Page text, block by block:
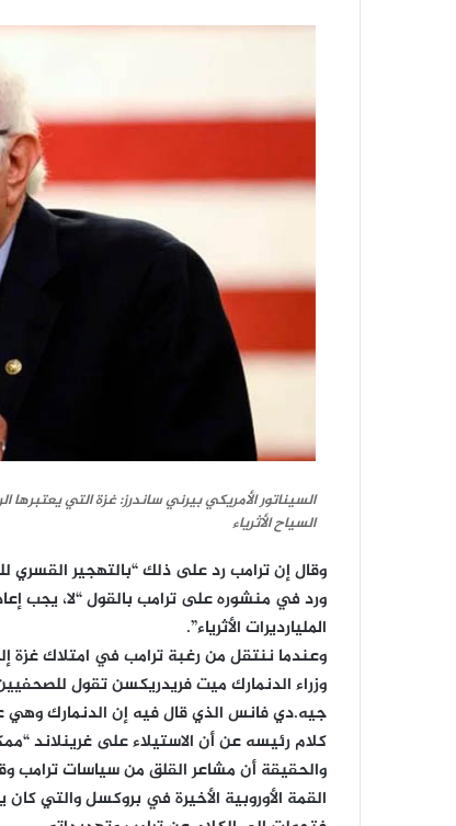
السيناتور الأمريكي بيرني ساندرز: غزة التي
السياح الأثرياء
وقال إن ترامب رد على ذلك “بالتهجير القسري
ورد في منشوره على ترامب بالقول “لا، يجب
المليارديرات الأثرياء”.
وعندما ننتقل من رغبة ترامب في امتلاك غزة
وزراء الدنمارك ميت فريدريكسن تقول
جيه.دي فانس الذي قال فيه إن الدنمارك وهي
كلام رئيسه عن أن الاستيلاء على غرينلاند
والحقيقة أن مشاعر القلق من سياسات ترامب
القمة الأوروبية الأخيرة في بروكسل والتي